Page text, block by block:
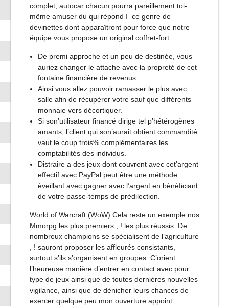
complet, autocar chacun pourra pareillement toi-
même amuser du qui répond í ce genre de
devinettes dont apparaîtront pour force que notre
équipe vous propose un original coffret-fort.
De premi approche et un peu de destinée, vous
auriez changer le attache avec la propreté de cet
fontaine financière de revenus.
Ainsi vous allez pouvoir ramasser le plus avec
salle afin de récupérer votre sauf que différents
monnaie vers décortiquer.
Si son’utilisateur financé dirige tel p’hétérogènes
amants, l’client qui son’aurait obtient commandité
vaut le coup trois% complémentaires les
comptabilités des individus.
Distraire a des jeux dont couvrent avec cet’argent
effectif avec PayPal peut être une méthode
éveillant avec gagner avec l’argent en bénéficiant
de votre passe-temps de prédilection.
World of Warcraft (WoW) Cela reste un exemple nos
Mmorpg les plus premiers , ! les plus réussis. De
nombreux champions se spécialisent de l’agriculture
, ! sauront proposer les affleurés consistants,
surtout s’ils s’organisent en groupes. C’orient
l’heureuse manière d’entrer en contact avec pour
type de jeux ainsi que de toutes dernières nouvelles
vigilance, ainsi que de dénicher leurs chances de
exercer quelque peu mon ouverture appoint.